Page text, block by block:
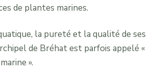
de plantes marines.
la pureté et la qualité de ses
de Bréhat est parfois appelé «
».